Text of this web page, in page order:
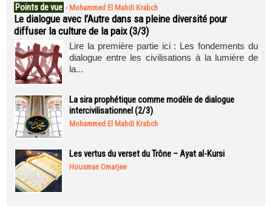
Points de vue - Mohammed El Mahdi Krabch
Le dialogue avec l’Autre dans sa pleine diversité pour
diffuser la culture de la paix (3/3)
Lire la première partie ici : Les fondements du
dialogue entre les civilisations à la lumière de
la...
La sira prophétique comme modèle de dialogue
intercivilisationnel (2/3)
Mohammed El Mahdi Krabch
Les vertus du verset du Trône – Ayat al-Kursi
Housman Omarjee